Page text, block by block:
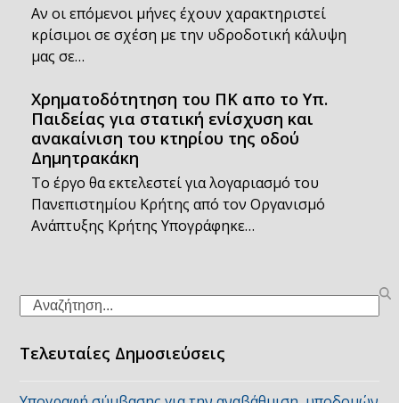
Αν οι επόμενοι μήνες έχουν χαρακτηριστεί
κρίσιμοι σε σχέση με την υδροδοτική κάλυψη
μας σε…
Χρηματοδότητηση του ΠΚ απο το Υπ.
Παιδείας για στατική ενίσχυση και
ανακαίνιση του κτηρίου της οδού
Δημητρακάκη
Το έργο θα εκτελεστεί για λογαριασμό του
Πανεπιστημίου Κρήτης από τον Οργανισμό
Ανάπτυξης Κρήτης Υπογράφηκε…
Search
Τελευταίες Δημοσιεύσεις